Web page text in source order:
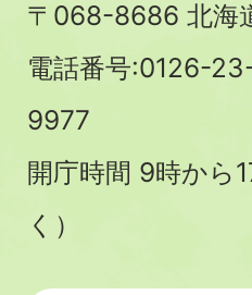
〒068-8686 北海
電話番号:0126-
9977
開庁時間 9時から
く）